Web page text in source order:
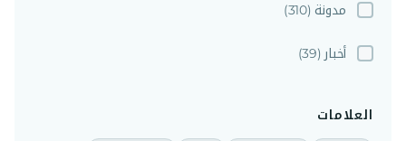
مدونة (310)
أخبار (39)
العلامات